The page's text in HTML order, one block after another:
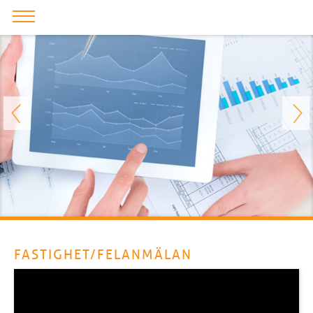
FASTIGHET/FELANMÄLAN